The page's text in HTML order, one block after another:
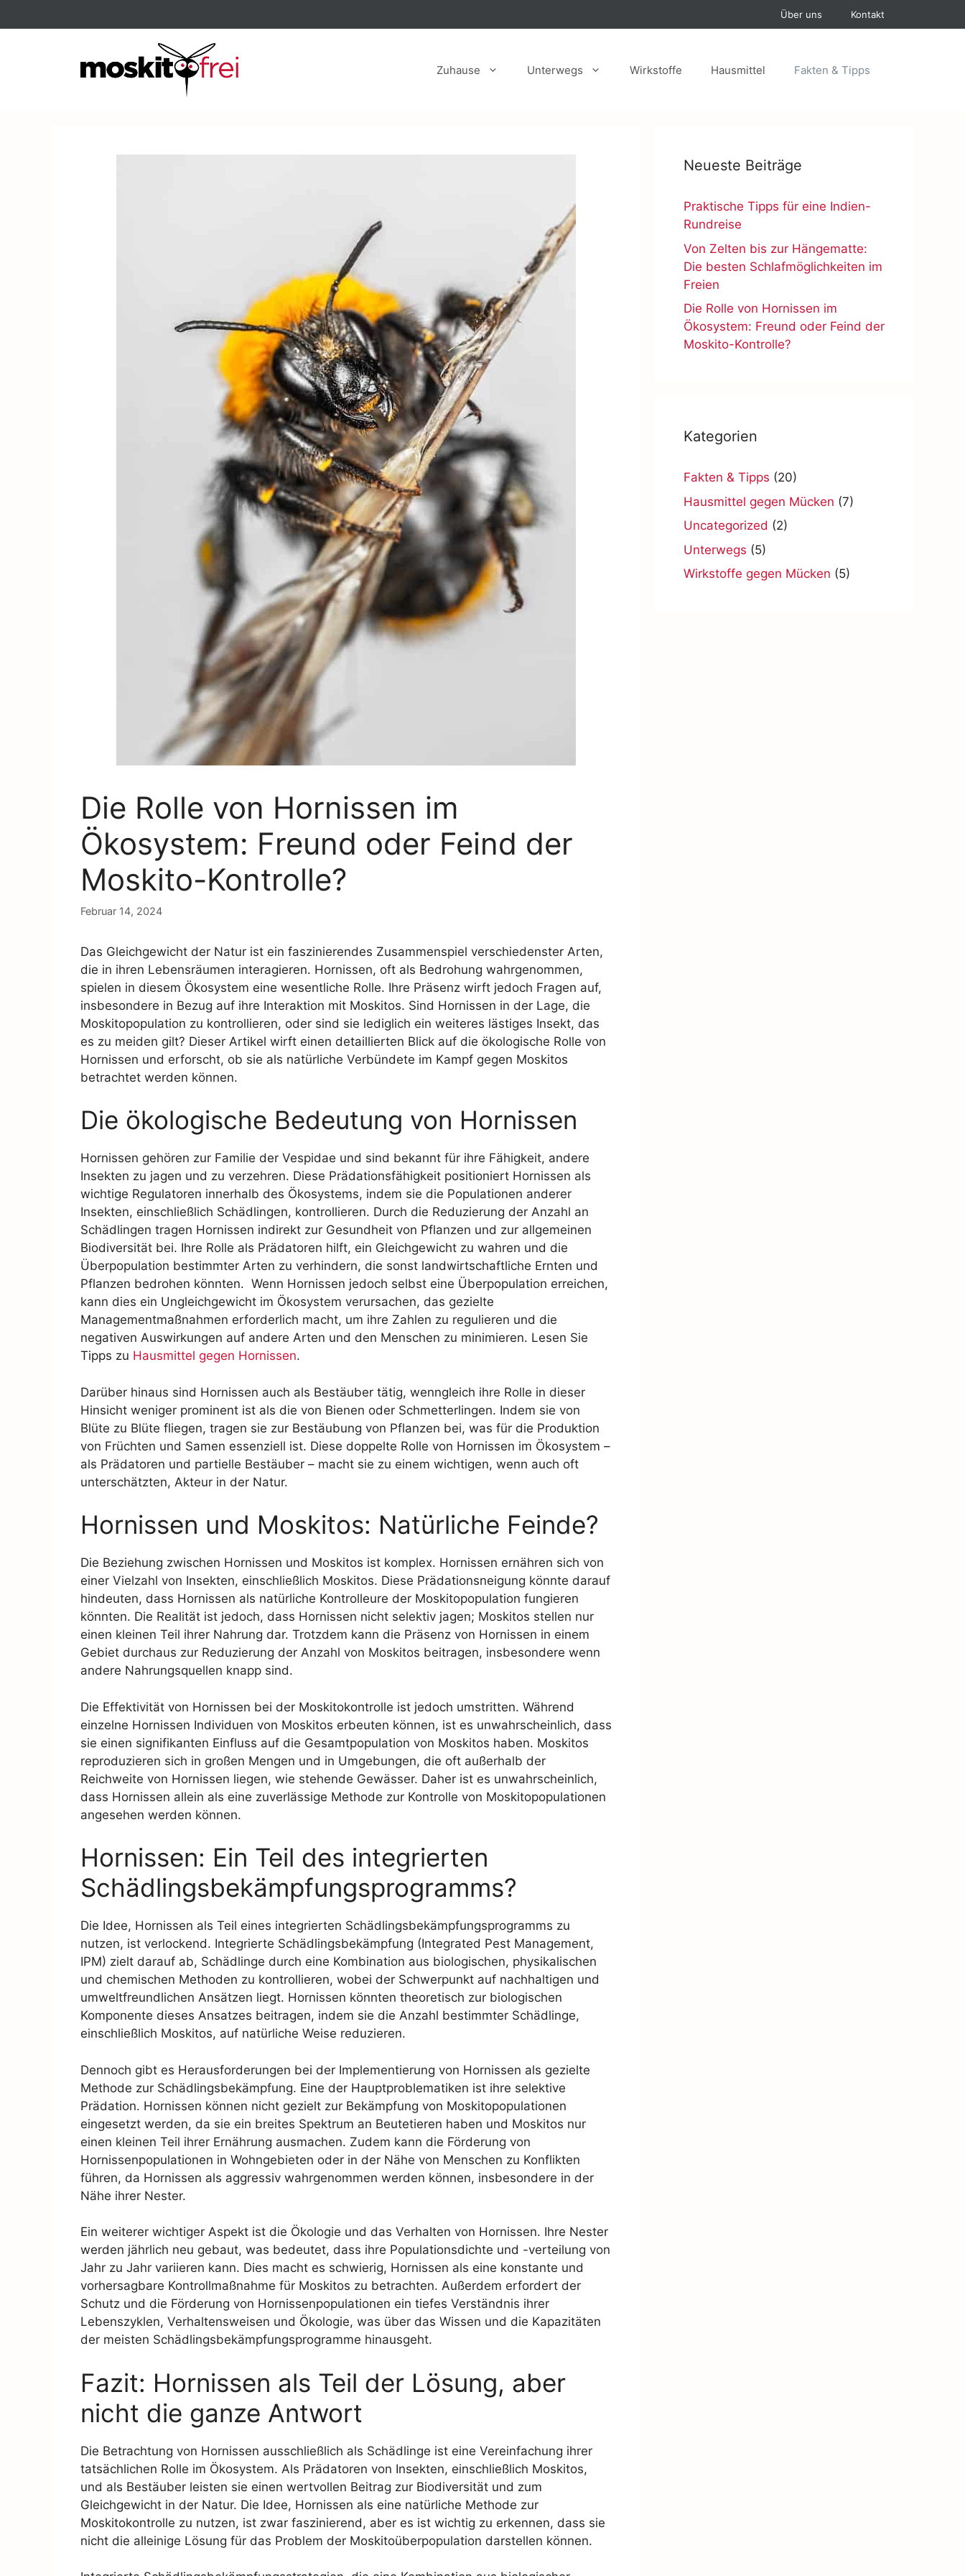
Über uns Kontakt
Zuhause Unterwegs Wirkstoffe Hausmittel Fakten & Tipps
Die Rolle von Hornissen im
Ökosystem: Freund oder Feind der
Moskito-Kontrolle?
Februar 14, 2024
Das Gleichgewicht der Natur ist ein faszinierendes Zusammenspiel verschiedenster Arten,
die in ihren Lebensräumen interagieren. Hornissen, oft als Bedrohung wahrgenommen,
spielen in diesem Ökosystem eine wesentliche Rolle. Ihre Präsenz wirft jedoch Fragen auf,
insbesondere in Bezug auf ihre Interaktion mit Moskitos. Sind Hornissen in der Lage, die
Moskitopopulation zu kontrollieren, oder sind sie lediglich ein weiteres lästiges Insekt, das
es zu meiden gilt? Dieser Artikel wirft einen detaillierten Blick auf die ökologische Rolle von
Hornissen und erforscht, ob sie als natürliche Verbündete im Kampf gegen Moskitos
betrachtet werden können.
Die ökologische Bedeutung von Hornissen
Hornissen gehören zur Familie der Vespidae und sind bekannt für ihre Fähigkeit, andere
Insekten zu jagen und zu verzehren. Diese Prädationsfähigkeit positioniert Hornissen als
wichtige Regulatoren innerhalb des Ökosystems, indem sie die Populationen anderer
Insekten, einschließlich Schädlingen, kontrollieren. Durch die Reduzierung der Anzahl an
Schädlingen tragen Hornissen indirekt zur Gesundheit von Pflanzen und zur allgemeinen
Biodiversität bei. Ihre Rolle als Prädatoren hilft, ein Gleichgewicht zu wahren und die
Überpopulation bestimmter Arten zu verhindern, die sonst landwirtschaftliche Ernten und
Pflanzen bedrohen könnten. Wenn Hornissen jedoch selbst eine Überpopulation erreichen,
kann dies ein Ungleichgewicht im Ökosystem verursachen, das gezielte
Managementmaßnahmen erforderlich macht, um ihre Zahlen zu regulieren und die
negativen Auswirkungen auf andere Arten und den Menschen zu minimieren. Lesen Sie
Tipps zu Hausmittel gegen Hornissen.
Darüber hinaus sind Hornissen auch als Bestäuber tätig, wenngleich ihre Rolle in dieser
Hinsicht weniger prominent ist als die von Bienen oder Schmetterlingen. Indem sie von
Blüte zu Blüte fliegen, tragen sie zur Bestäubung von Pflanzen bei, was für die Produktion
von Früchten und Samen essenziell ist. Diese doppelte Rolle von Hornissen im Ökosystem –
als Prädatoren und partielle Bestäuber – macht sie zu einem wichtigen, wenn auch oft
unterschätzten, Akteur in der Natur.
Hornissen und Moskitos: Natürliche Feinde?
Die Beziehung zwischen Hornissen und Moskitos ist komplex. Hornissen ernähren sich von
einer Vielzahl von Insekten, einschließlich Moskitos. Diese Prädationsneigung könnte darauf
hindeuten, dass Hornissen als natürliche Kontrolleure der Moskitopopulation fungieren
könnten. Die Realität ist jedoch, dass Hornissen nicht selektiv jagen; Moskitos stellen nur
einen kleinen Teil ihrer Nahrung dar. Trotzdem kann die Präsenz von Hornissen in einem
Gebiet durchaus zur Reduzierung der Anzahl von Moskitos beitragen, insbesondere wenn
andere Nahrungsquellen knapp sind.
Die Effektivität von Hornissen bei der Moskitokontrolle ist jedoch umstritten. Während
einzelne Hornissen Individuen von Moskitos erbeuten können, ist es unwahrscheinlich, dass
sie einen signifikanten Einfluss auf die Gesamtpopulation von Moskitos haben. Moskitos
reproduzieren sich in großen Mengen und in Umgebungen, die oft außerhalb der
Reichweite von Hornissen liegen, wie stehende Gewässer. Daher ist es unwahrscheinlich,
dass Hornissen allein als eine zuverlässige Methode zur Kontrolle von Moskitopopulationen
angesehen werden können.
Hornissen: Ein Teil des integrierten
Schädlingsbekämpfungsprogramms?
Die Idee, Hornissen als Teil eines integrierten Schädlingsbekämpfungsprogramms zu
nutzen, ist verlockend. Integrierte Schädlingsbekämpfung (Integrated Pest Management,
IPM) zielt darauf ab, Schädlinge durch eine Kombination aus biologischen, physikalischen
und chemischen Methoden zu kontrollieren, wobei der Schwerpunkt auf nachhaltigen und
umweltfreundlichen Ansätzen liegt. Hornissen könnten theoretisch zur biologischen
Komponente dieses Ansatzes beitragen, indem sie die Anzahl bestimmter Schädlinge,
einschließlich Moskitos, auf natürliche Weise reduzieren.
Dennoch gibt es Herausforderungen bei der Implementierung von Hornissen als gezielte
Methode zur Schädlingsbekämpfung. Eine der Hauptproblematiken ist ihre selektive
Prädation. Hornissen können nicht gezielt zur Bekämpfung von Moskitopopulationen
eingesetzt werden, da sie ein breites Spektrum an Beutetieren haben und Moskitos nur
einen kleinen Teil ihrer Ernährung ausmachen. Zudem kann die Förderung von
Hornissenpopulationen in Wohngebieten oder in der Nähe von Menschen zu Konflikten
führen, da Hornissen als aggressiv wahrgenommen werden können, insbesondere in der
Nähe ihrer Nester.
Ein weiterer wichtiger Aspekt ist die Ökologie und das Verhalten von Hornissen. Ihre Nester
werden jährlich neu gebaut, was bedeutet, dass ihre Populationsdichte und -verteilung von
Jahr zu Jahr variieren kann. Dies macht es schwierig, Hornissen als eine konstante und
vorhersagbare Kontrollmaßnahme für Moskitos zu betrachten. Außerdem erfordert der
Schutz und die Förderung von Hornissenpopulationen ein tiefes Verständnis ihrer
Lebenszyklen, Verhaltensweisen und Ökologie, was über das Wissen und die Kapazitäten
der meisten Schädlingsbekämpfungsprogramme hinausgeht.
Fazit: Hornissen als Teil der Lösung, aber
nicht die ganze Antwort
Die Betrachtung von Hornissen ausschließlich als Schädlinge ist eine Vereinfachung ihrer
tatsächlichen Rolle im Ökosystem. Als Prädatoren von Insekten, einschließlich Moskitos,
und als Bestäuber leisten sie einen wertvollen Beitrag zur Biodiversität und zum
Gleichgewicht in der Natur. Die Idee, Hornissen als eine natürliche Methode zur
Moskitokontrolle zu nutzen, ist zwar faszinierend, aber es ist wichtig zu erkennen, dass sie
nicht die alleinige Lösung für das Problem der Moskitoüberpopulation darstellen können.
Neueste Beiträge
Praktische Tipps für eine Indien-
Rundreise
Von Zelten bis zur Hängematte:
Die besten Schlafmöglichkeiten im
Freien
Die Rolle von Hornissen im
Ökosystem: Freund oder Feind der
Moskito-Kontrolle?
Kategorien
Fakten & Tipps (20)
Hausmittel gegen Mücken (7)
Uncategorized (2)
Unterwegs (5)
Wirkstoffe gegen Mücken (5)